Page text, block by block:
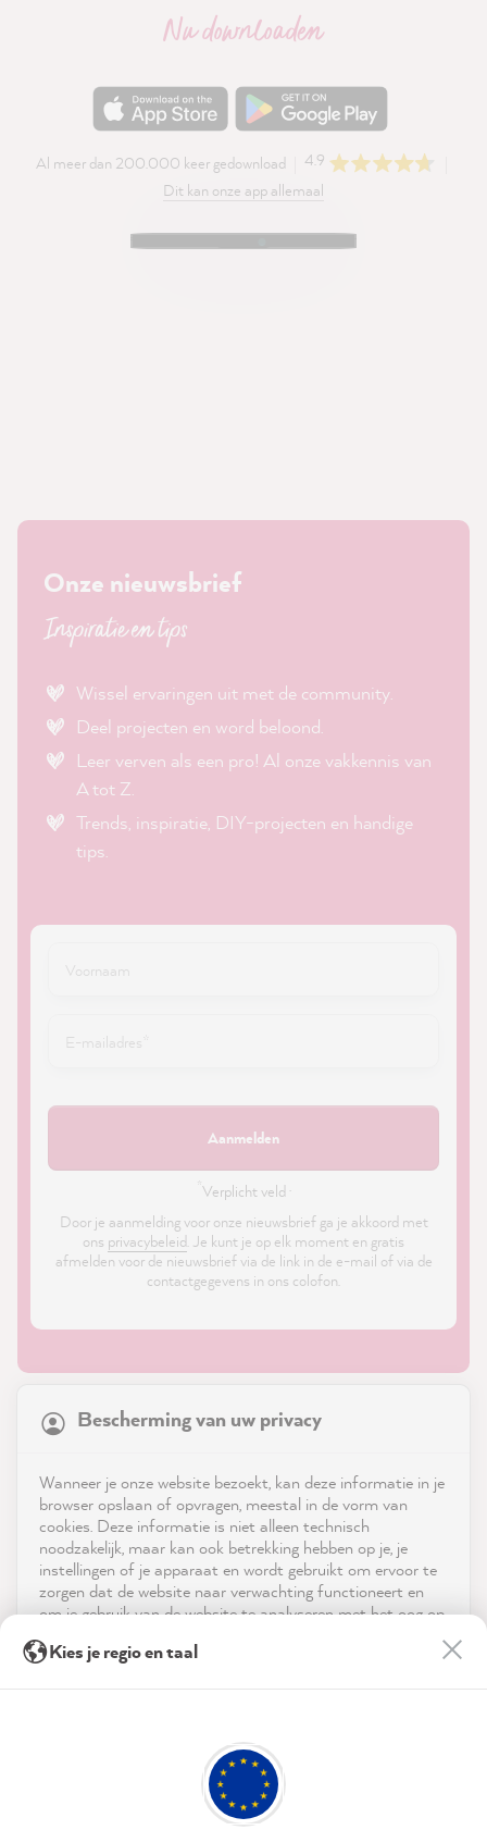
Nu downloaden
Al meer dan 200.000 keer gedownload
4.9
Dit kan onze app allemaal
Onze nieuwsbrief
Inspiratie en tips
Wissel ervaringen uit met de community.
Deel projecten en word beloond.
Leer verven als een pro! Al onze vakkennis van
A tot Z.
Trends, inspiratie, DIY-projecten en handige
tips.
Aanmelden
Verplicht veld ·
Door je aanmelding voor onze nieuwsbrief ga je akkoord met
ons privacybeleid. Je kunt je op elk moment en gratis
afmelden voor de nieuwsbrief via de link in de e-mail of via de
contactgegevens in ons colofon.
Service
Neem contact op met
Bescherming van uw privacy
Wanneer je onze website bezoekt, kan deze informatie in je
browser opslaan of opvragen, meestal in de vorm van
cookies. Deze informatie is niet alleen technisch
noodzakelijk, maar kan ook betrekking hebben op je, je
instellingen of je apparaat en wordt gebruikt om ervoor te
zorgen dat de website naar verwachting functioneert en
om je gebruik van de website te analyseren met het oog op
advertenties aan te bieden via de diensten die in de
akkoord (op elk moment herroepbaar) met deze
21,847Reviews
reviews-io
Verified Customer
MissPompadour Farbkarten-Set Weißtöne
Because in the online shop, the colors don't
always come across as they really are.
Share
Twitter
Facebook
Dresden, DE,
Kies je regio en taal